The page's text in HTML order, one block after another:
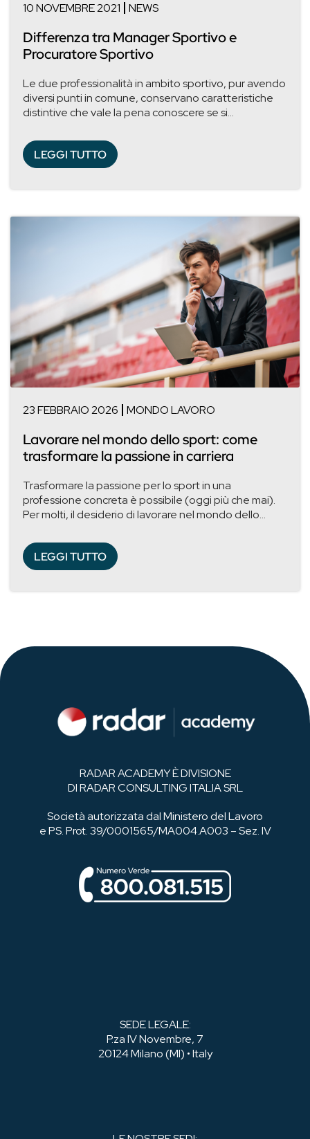
10 NOVEMBRE 2021 NEWS
Differenza tra Manager Sportivo e
Procuratore Sportivo
Le due professionalità in ambito sportivo, pur avendo
diversi punti in comune, conservano caratteristiche
distintive che vale la pena conoscere se si...
LEGGI TUTTO
23 FEBBRAIO 2026 MONDO LAVORO
Lavorare nel mondo dello sport: come
trasformare la passione in carriera
Trasformare la passione per lo sport in una
professione concreta è possibile (oggi più che mai).
Per molti, il desiderio di lavorare nel mondo dello...
LEGGI TUTTO
RADAR ACADEMY È DIVISIONE
DI RADAR CONSULTING ITALIA SRL
Società autorizzata dal Ministero del Lavoro
e PS. Prot. 39/0001565/MA004.A003 – Sez. IV
SEDE LEGALE:
P.za IV Novembre, 7
20124 Milano (MI) • Italy